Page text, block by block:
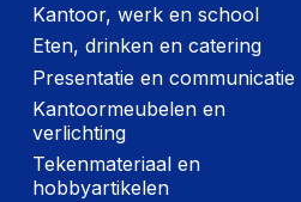
Hoogte:
120
Lengte:
310
Gewicht:
Kantoor, werk en school
Eten, drinken en catering
Presentatie en communicatie
Kantoormeubelen en
verlichting
Tekenmateriaal en
hobbyartikelen